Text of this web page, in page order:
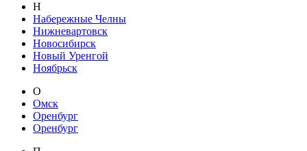
Н
Набережные Челны
Нижневартовск
Новосибирск
Новый Уренгой
Ноябрьск
О
Омск
Оренбург
Оренбург